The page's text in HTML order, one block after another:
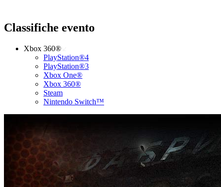
Classifiche evento
Xbox 360®
PlayStation®4
PlayStation®3
Xbox One®
Xbox 360®
Steam
Nintendo Switch™